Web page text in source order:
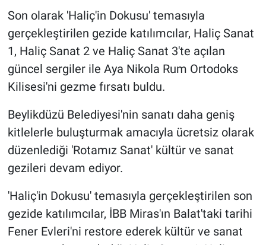
Son olarak 'Haliç'in Dokusu' temasıyla
gerçekleştirilen gezide katılımcılar, Haliç Sanat
1, Haliç Sanat 2 ve Haliç Sanat 3'te açılan
güncel sergiler ile Aya Nikola Rum Ortodoks
Kilisesi'ni gezme fırsatı buldu.
Beylikdüzü Belediyesi'nin sanatı daha geniş
kitlelerle buluşturmak amacıyla ücretsiz olarak
düzenlediği 'Rotamız Sanat' kültür ve sanat
gezileri devam ediyor.
'Haliç'in Dokusu' temasıyla gerçekleştirilen son
gezide katılımcılar, İBB Miras'ın Balat'taki tarihi
Fener Evleri'ni restore ederek kültür ve sanat